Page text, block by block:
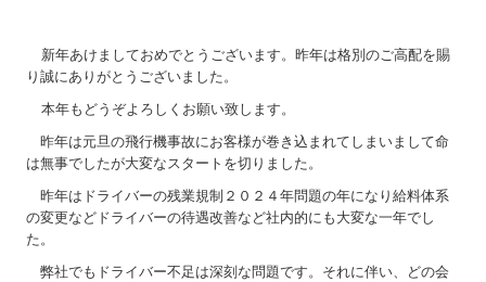
新年あけましておめでとうございます。昨年は格別のご高配を賜
り誠にありがとうございました。
本年もどうぞよろしくお願い致します。
昨年は元旦の飛行機事故にお客様が巻き込まれてしまいまして命
は無事でしたが大変なスタートを切りました。
昨年はドライバーの残業規制２０２４年問題の年になり給料体系
の変更などドライバーの待遇改善など社内的にも大変な一年でし
た。
弊社でもドライバー不足は深刻な問題です。それに伴い、どの会